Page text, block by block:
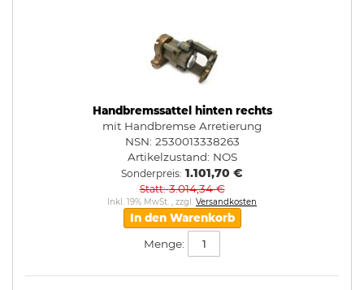
Handbremssattel hinten rechts
mit Handbremse Arretierung
NSN: 2530013338263
Artikelzustand: NOS
Sonderpreis 1.101,70 €
Statt 3.014,34 €
Inkl. 19% MwSt. , zzgl. Versandkosten
In den Warenkorb
Menge: